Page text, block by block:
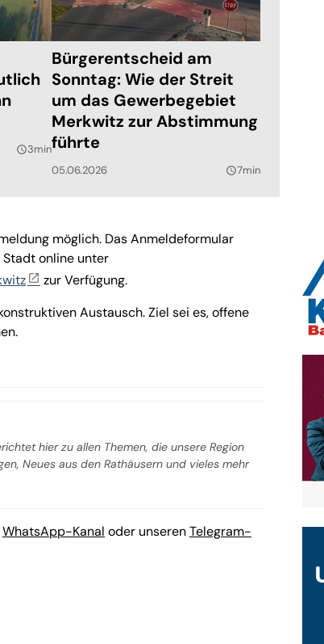
query_builder3min
Bürgerentscheid am
Sonntag: Wie der Streit
um das Gewerbegebiet
Merkwitz zur Abstimmung
führte
05.06.2026 query_builder7min
möglich. Das Anmeldeformular
online unter
zur Verfügung.
Austausch. Ziel sei es, offene
hier zu allen Themen, die unsere Region
Neues aus den Rathäusern und vieles mehr
WhatsApp-Kanal oder unserenTelegram-